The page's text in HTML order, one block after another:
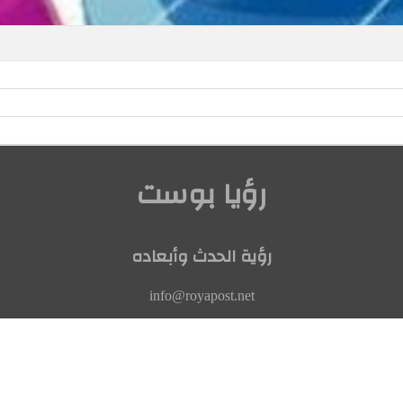
رؤيا بوست
رؤية الحدث وأبعاده
info@royapost.net